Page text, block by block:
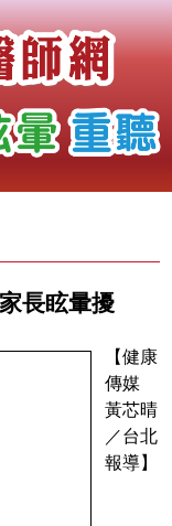
長眩暈擾
【健康
傳媒
黃芯晴
／台北
報導】